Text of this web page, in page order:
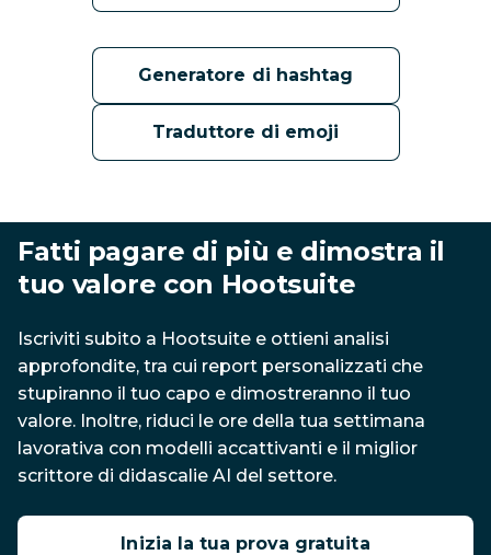
Generatore di hashtag
Traduttore di emoji
Fatti pagare di più e dimostra il
tuo valore con Hootsuite
Iscriviti subito a Hootsuite e ottieni analisi
approfondite, tra cui report personalizzati che
stupiranno il tuo capo e dimostreranno il tuo
valore. Inoltre, riduci le ore della tua settimana
lavorativa con modelli accattivanti e il miglior
scrittore di didascalie AI del settore.
Inizia la tua prova gratuita